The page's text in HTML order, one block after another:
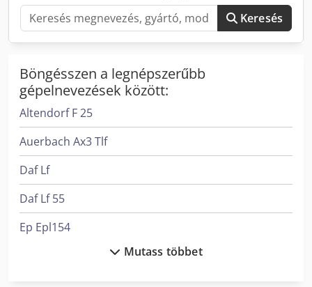
Keresés
Böngésszen a legnépszerűbb
gépelnevezések között:
Altendorf F 25
Auerbach Ax3 Tlf
Daf Lf
Daf Lf 55
Ep Epl154
Mutass többet